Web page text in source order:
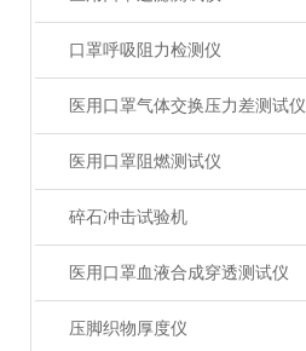
口罩呼吸阻力检测仪
医用口罩气体交换压力差测试仪
医用口罩阻燃测试仪
碎石冲击试验机
医用口罩血液合成穿透测试仪
压脚织物厚度仪